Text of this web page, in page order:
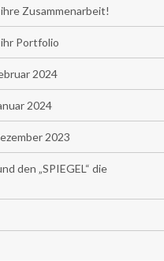
Zusammenarbeit!
Portfolio
2024
2024
2023
den „SPIEGEL“ die